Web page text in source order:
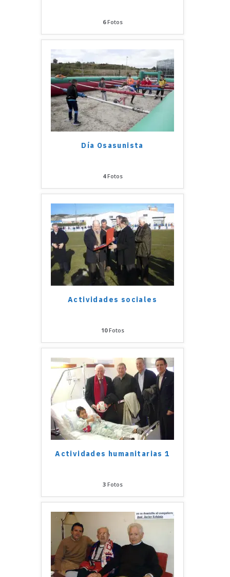
6Fotos
Día Osasunista
4Fotos
Actividades sociales
10Fotos
Actividades humanitarias 1
3Fotos